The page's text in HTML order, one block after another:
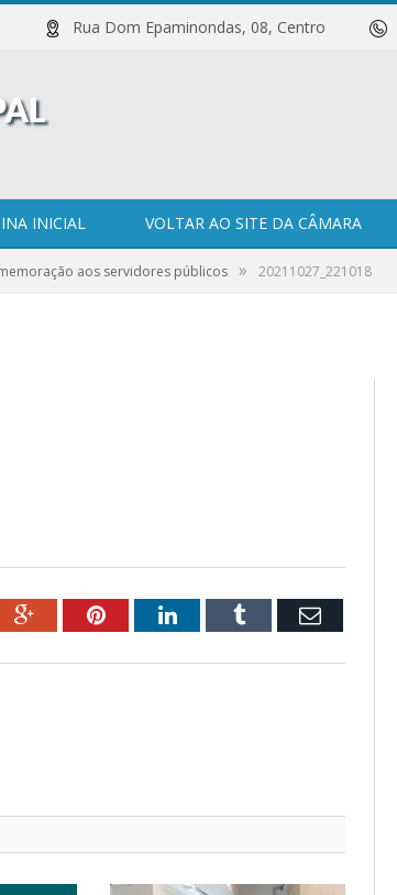
Rua Dom Epaminondas, 08, Centro
INICIAL VOLTAR AO SITE DA CÂMARA
aos servidores públicos » 20211027_221018
Google+PinterestLinkedInTumblr Email